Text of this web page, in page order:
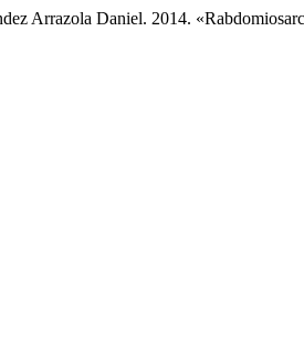
Arrazola Daniel. 2014.